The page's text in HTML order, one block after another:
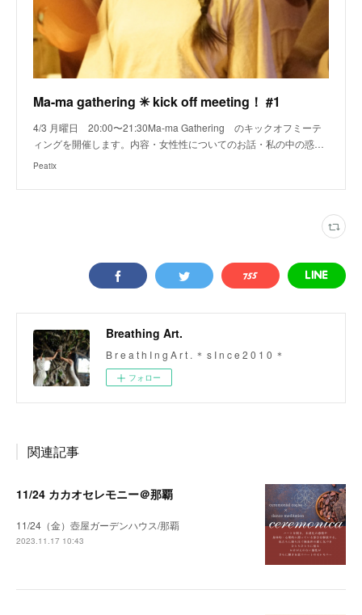
Ma-ma gathering ✳︎ kick off meeting！ #1
4/3 月曜日 20:00〜21:30Ma-ma Gathering のキックオフミーテ
ィングを開催します。内容・女性性についてのお話・私の中の惑…
Peatix
Breathing Art.
B r e a t h I n g A r t . ＊ s I n c e 2 0 1 0 ＊
フォロー
関連記事
11/24 カカオセレモニー＠那覇
11/24（金）壺屋ガーデンハウス/那覇
2023.11.17 10:43